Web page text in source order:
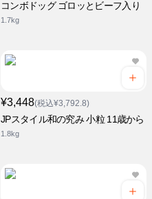
コンボドッグ ゴロッとビーフ入り
1.7kg
¥3,448(税込¥3,792.8)
JPスタイル和の究み 小粒 11歳から
1.8kg